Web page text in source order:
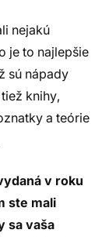
nejakú
je to najlepšie
sú nápady
knihy,
a teórie
v roku
ste mali
sa vaša